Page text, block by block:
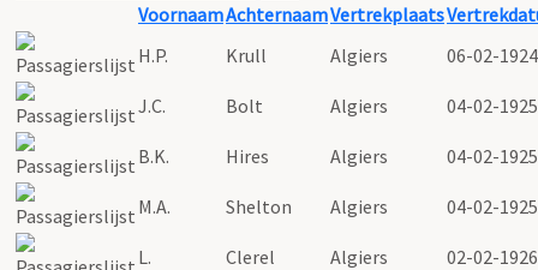
VoornaamAchternaamVertrekplaats
H.P.
Krull Algiers 06-02-1924
J.C. Bolt Algiers 04-02-1925
B.K. Hires Algiers 04-02-1925
M.A. Shelton Algiers 04-02-1925
L. Clerel Algiers 02-02-1926